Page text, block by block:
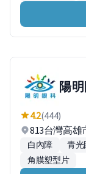
陽
4.2(444)
813台灣高雄
白內障 青光
角膜塑型片